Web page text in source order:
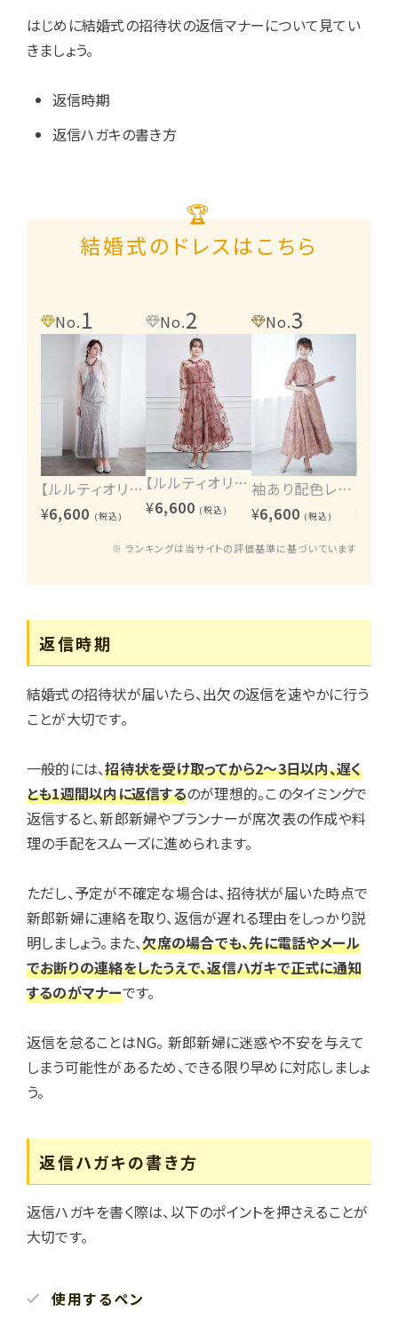
はじめに結婚式の招待状の返信マナーについて見てい
きましょう。
返信時期
返信ハガキの書き方
🏆
結婚式のドレスはこちら
No.1
【ルルティオリジナル】ヴィンテージレース2wayワンピース
¥6,600 (税込)
No.2
【ルルティオリジナル】エンブロイダリーワンピース
¥6,600 (税込)
No.3
袖あり配色レースハシゴ切り替えワンピース
¥6,600 (税込) ¥
※ ランキングは当サイトの評価基準に基づいています
返信時期
結婚式の招待状が届いたら、出欠の返信を速やかに行う
ことが大切です。
一般的には、招待状を受け取ってから2〜3日以内、遅く
とも1週間以内に返信するのが理想的。このタイミングで
返信すると、新郎新婦やプランナーが席次表の作成や料
理の手配をスムーズに進められます。
ただし、予定が不確定な場合は、招待状が届いた時点で
新郎新婦に連絡を取り、返信が遅れる理由をしっかり説
明しましょう。また、欠席の場合でも、先に電話やメール
でお断りの連絡をしたうえで、返信ハガキで正式に通知
するのがマナーです。
返信を怠ることはNG。 新郎新婦に迷惑や不安を与えて
しまう可能性があるため、できる限り早めに対応しましょ
う。
返信ハガキの書き方
返信ハガキを書く際は、以下のポイントを押さえることが
大切です。
使用するペン